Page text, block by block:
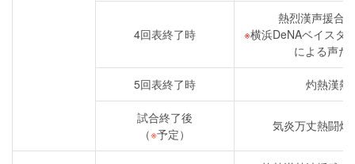
4回表終了時
熱烈漢声援合
横浜DeNAベイスタ
による声だ
5回表終了時 灼熱漢熱
試合終了後
（※予定）
気炎万丈熱闘灼